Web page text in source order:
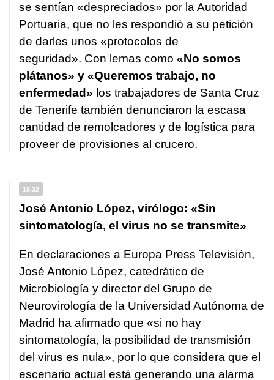
se sentían «despreciados» por la Autoridad
Portuaria, que no les respondió a su petición
de darles unos «protocolos de
seguridad». Con lemas como «No somos
plátanos» y «Queremos trabajo, no
enfermedad» los trabajadores de Santa Cruz
de Tenerife también denunciaron la escasa
cantidad de remolcadores y de logística para
proveer de provisiones al crucero.
18.32
José Antonio López, virólogo: «Sin
sintomatología, el virus no se transmite»
En declaraciones a Europa Press Televisión,
José Antonio López, catedrático de
Microbiología y director del Grupo de
Neurovirología de la Universidad Autónoma de
Madrid ha afirmado que «si no hay
sintomatología, la posibilidad de transmisión
del virus es nula», por lo que considera que el
escenario actual está generando una alarma